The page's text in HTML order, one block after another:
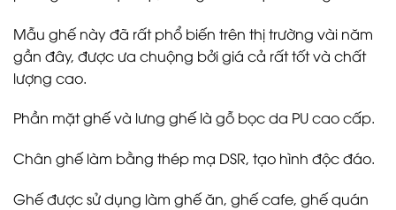
Mẫu ghế này đã rất phổ biến trên thị trường vài năm
gần đây, được ưa chuộng bởi giá cả rất tốt và chất
lượng cao.
Phần mặt ghế và lưng ghế là gỗ bọc da PU cao cấp.
Chân ghế làm bằng thép mạ DSR, tạo hình độc đáo.
Ghế được sử dụng làm ghế ăn, ghế cafe, ghế quán